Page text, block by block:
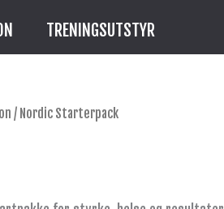
TRENINGSUTSTYR
/ Nordic Starterpack